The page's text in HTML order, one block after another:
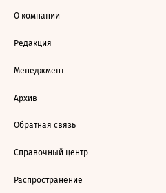
О компании
Редакция
Менеджмент
Архив
Обратная связь
Справочный центр
Распространение